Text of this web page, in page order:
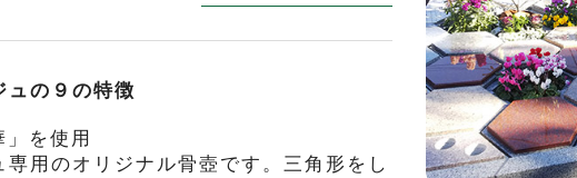
ュの９の特徴
を使用
専用のオリジナル骨壺です。三角形をし